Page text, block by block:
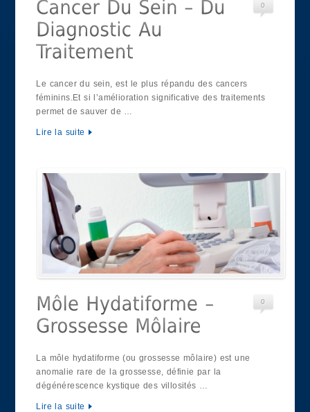
0
Le cancer du sein, est le plus répandu des cancers
féminins.Et si l’amélioration significative des traitements
permet de sauver de …
Lire la suite
0
La môle hydatiforme (ou grossesse môlaire) est une
anomalie rare de la grossesse, définie par la
dégénérescence kystique des villosités …
Lire la suite